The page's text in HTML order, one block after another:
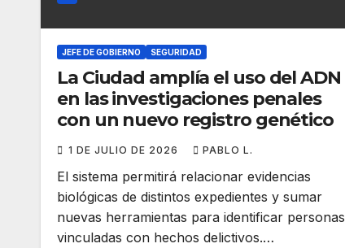
JEFE DE GOBIERNO SEGURIDAD
La Ciudad amplía el uso del ADN
en las investigaciones penales
con un nuevo registro genético
1 DE JULIO DE 2026 PABLO L.
El sistema permitirá relacionar evidencias
biológicas de distintos expedientes y sumar
nuevas herramientas para identificar personas
vinculadas con hechos delictivos.…